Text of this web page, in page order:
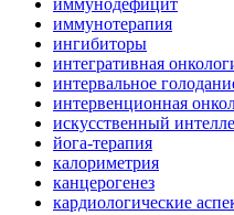
иммунотерапия
ингибиторы
интегративная
интервальное
интервенционная
искусственный
йога-терапия
калориметрия
канцерогенез
кардиологические